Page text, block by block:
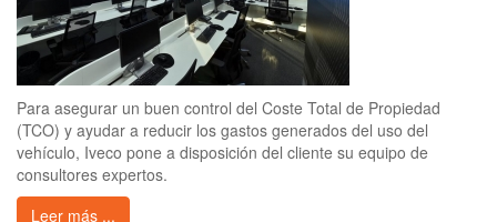
Para asegurar un buen control del Coste Total de Propiedad
(TCO) y ayudar a reducir los gastos generados del uso del
vehículo, Iveco pone a disposición del cliente su equipo de
consultores expertos.
Leer más ...